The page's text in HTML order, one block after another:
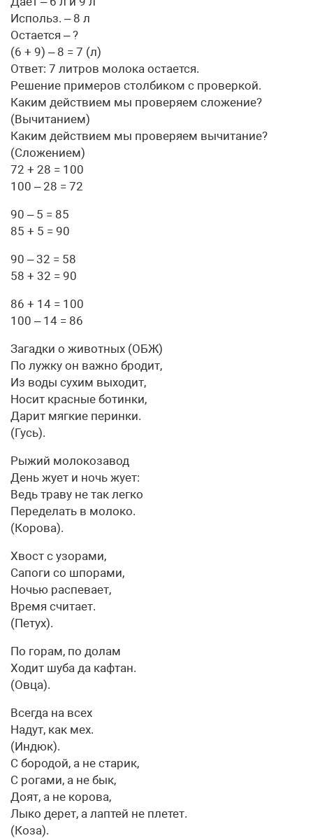
Использ. – 8 л
Остается – ?
(6 + 9) – 8 = 7 (л)
Ответ: 7 литров молока остается.
Решение примеров столбиком с проверкой.
Каким действием мы проверяем сложение?
(Вычитанием)
Каким действием мы проверяем вычитание?
(Сложением)
72 + 28 = 100
100 – 28 = 72
90 – 5 = 85
85 + 5 = 90
90 – 32 = 58
58 + 32 = 90
86 + 14 = 100
100 – 14 = 86
Загадки о животных (ОБЖ)
По лужку он важно бродит,
Из воды сухим выходит,
Носит красные ботинки,
Дарит мягкие перинки.
(Гусь).
Рыжий молокозавод
День жует и ночь жует:
Ведь траву не так легко
Переделать в молоко.
(Корова).
Хвост с узорами,
Сапоги со шпорами,
Ночью распевает,
Время считает.
(Петух).
По горам, по долам
Ходит шуба да кафтан.
(Овца).
Всегда на всех
Надут, как мех.
(Индюк).
С бородой, а не старик,
С рогами, а не бык,
Доят, а не корова,
Лыко дерет, а лаптей не плетет.
(Коза).